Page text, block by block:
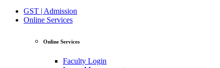
GST | Admission
Online Services
Online Services
Faculty Login